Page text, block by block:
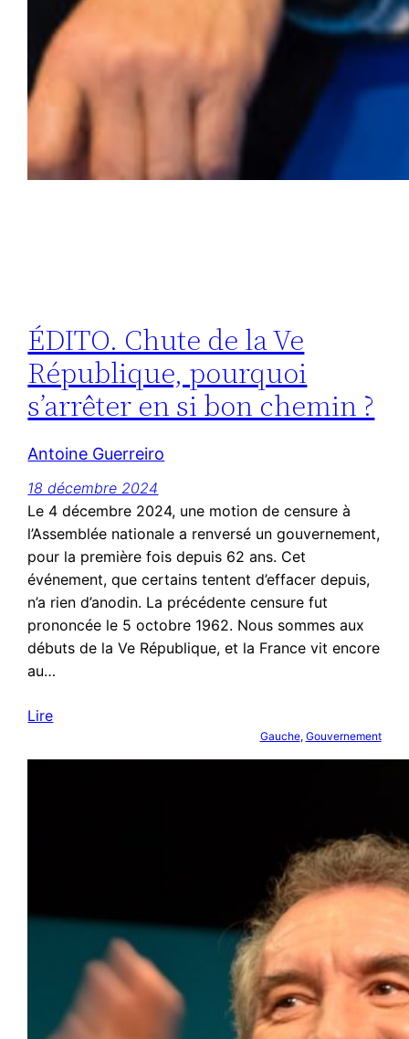
ÉDITO. Chute de la Ve
République, pourquoi
s’arrêter en si bon chemin ?
Antoine Guerreiro
18 décembre 2024
Le 4 décembre 2024, une motion de censure à
l’Assemblée nationale a renversé un gouvernement,
pour la première fois depuis 62 ans. Cet
événement, que certains tentent d’effacer depuis,
n’a rien d’anodin. La précédente censure fut
prononcée le 5 octobre 1962. Nous sommes aux
débuts de la Ve République, et la France vit encore
au…
Lire
Gauche, Gouvernement